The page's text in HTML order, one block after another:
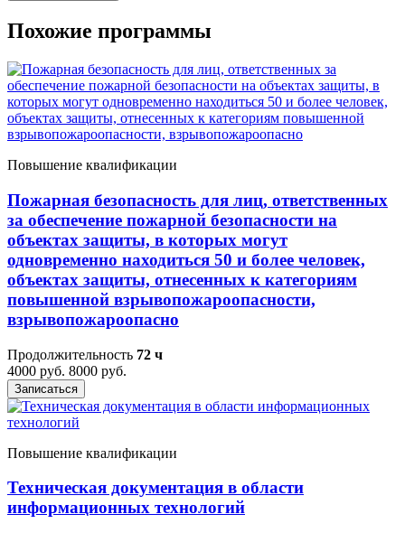
Похожие программы
Повышение квалификации
Пожарная безопасность для лиц, ответственных
за обеспечение пожарной безопасности на
объектах защиты, в которых могут
одновременно находиться 50 и более человек,
объектах защиты, отнесенных к категориям
повышенной взрывопожароопасности,
взрывопожароопасно
Продолжительность 72 ч
4000 руб. 8000 руб.
Записаться
Повышение квалификации
Техническая документация в области
информационных технологий